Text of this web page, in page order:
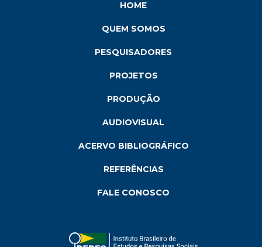
HOME
QUEM SOMOS
PESQUISADORES
PROJETOS
PRODUÇÃO
AUDIOVISUAL
ACERVO BIBLIOGRÁFICO
REFERÊNCIAS
FALE CONOSCO